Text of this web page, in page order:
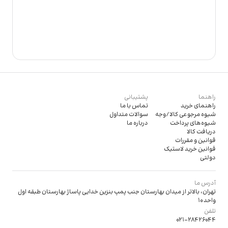
راهنما
راهنمای خرید
شیوه مرجوعی کالا/وجه
شیوه‌های پرداخت
دریافت کالا
قوانین و مقررات
قوانین خرید لاستیک
دولتی
پشتیبانی
تماس با ما
سوالات متداول
درباره ما
آدرس ما
تهران، بالاتر از میدان بهارستان جنب پمپ بنزین خدایی پاساژ بهارستان طبقه اول
واحد 10
تلفن
021-28426044